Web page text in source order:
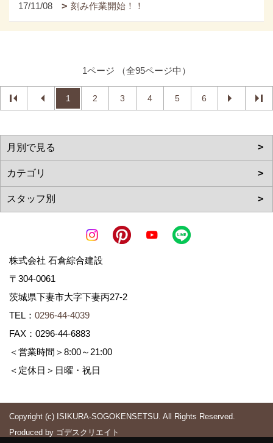
17/11/08 刻み作業開始！！
1ページ （全95ページ中）
1 2 3 4 5 6
株式会社 石倉綜合建設
〒304-0061
茨城県下妻市大字下妻丙27-2
TEL： 0296-44-4039
FAX：0296-44-6883
＜営業時間＞8:00～21:00
＜定休日＞日曜・祝日
Copyright (c) ISIKURA-SOGOKENSETSU. All Rights Reserved.
Produced by ゴデスクリエイト